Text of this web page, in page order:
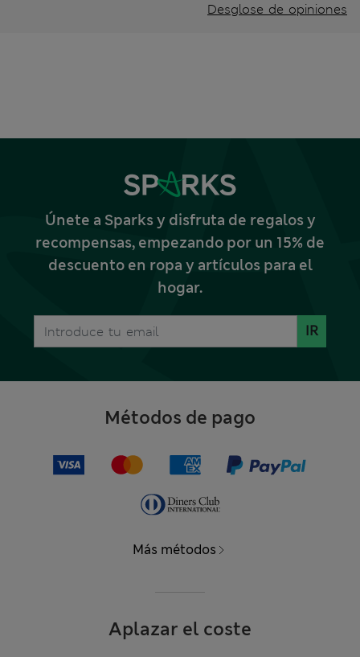
Desglose de opiniones
Únete a Sparks y disfruta de regalos y
recompensas, empezando por un 15% de
descuento en ropa y artículos para el
hogar.
IR
Métodos de pago
Más métodos
Aplazar el coste